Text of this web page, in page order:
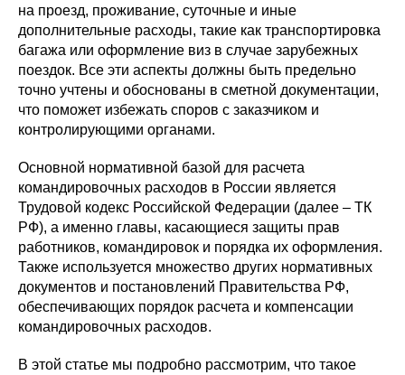
на проезд, проживание, суточные и иные
дополнительные расходы, такие как транспортировка
багажа или оформление виз в случае зарубежных
поездок. Все эти аспекты должны быть предельно
точно учтены и обоснованы в сметной документации,
что поможет избежать споров с заказчиком и
контролирующими органами.
Основной нормативной базой для расчета
командировочных расходов в России является
Трудовой кодекс Российской Федерации (далее – ТК
РФ), а именно главы, касающиеся защиты прав
работников, командировок и порядка их оформления.
Также используется множество других нормативных
документов и постановлений Правительства РФ,
обеспечивающих порядок расчета и компенсации
командировочных расходов.
В этой статье мы подробно рассмотрим, что такое